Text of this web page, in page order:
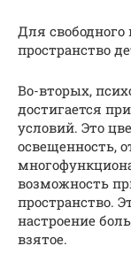
Для
пространство
Во-вторых,
достигается
условий. Это
освещенность,
возможность
пространство.
настроение
взятое.